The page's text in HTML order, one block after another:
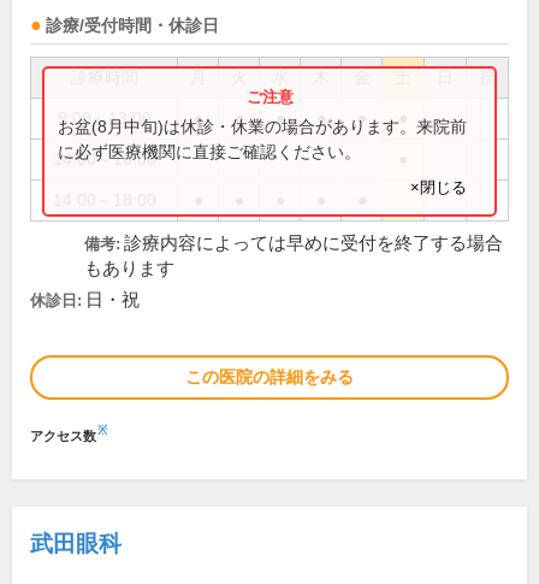
診療/受付時間・休診日
祝
9:00～13:00 ● ● ● ● ●
14:00～16:00
お盆(8月中旬)は休診・休業の場合があります。来院前
に必ず医療機関に直接ご確認ください。
×閉じる
備考: 診療内容によっては早めに受付を終了する場合
もあります
休診日: 日・祝
この医院の詳細をみる
アクセス数※
武田眼科